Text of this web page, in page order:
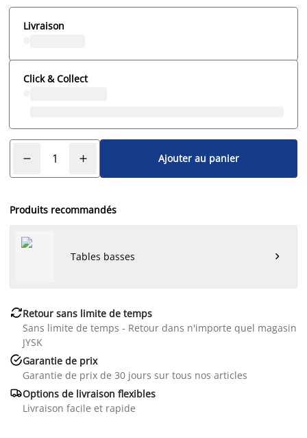
Livraison
Click & Collect
Ajouter au panier
Produits recommandés
Tables basses 
Retour sans limite de temps
Sans limite de temps - Retour dans n'importe quel magasin
JYSK
Garantie de prix
Garantie de prix de 30 jours sur tous nos articles
Options de livraison flexibles
Livraison facile et rapide